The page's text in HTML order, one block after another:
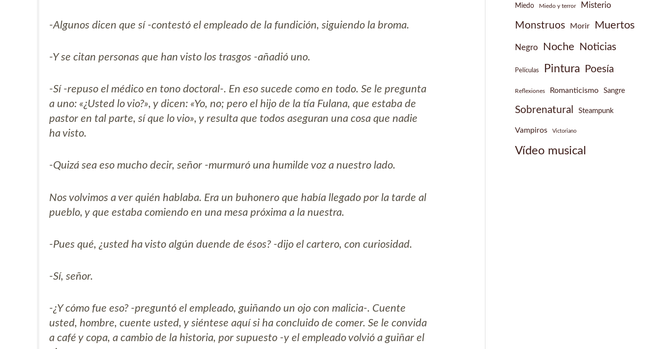
-Algunos dicen que sí -contestó el empleado de la fundición, siguiendo la broma.
-Y se citan personas que han visto los trasgos -añadió uno.
-Sí -repuso el médico en tono doctoral-. En eso sucede como en todo. Se le pregunta
a uno: «¿Usted lo vio?», y dicen: «Yo, no; pero el hijo de la tía Fulana, que estaba de
pastor en tal parte, sí que lo vio», y resulta que todos aseguran una cosa que nadie
ha visto.
-Quizá sea eso mucho decir, señor -murmuró una humilde voz a nuestro lado.
Nos volvimos a ver quién hablaba. Era un buhonero que había llegado por la tarde al
pueblo, y que estaba comiendo en una mesa próxima a la nuestra.
-Pues qué, ¿usted ha visto algún duende de ésos? -dijo el cartero, con curiosidad.
-Sí, señor.
-¿Y cómo fue eso? -preguntó el empleado, guiñando un ojo con malicia-. Cuente
usted, hombre, cuente usted, y siéntese aquí si ha concluido de comer. Se le convida
a café y copa, a cambio de la historia, por supuesto -y el empleado volvió a guiñar el
Miedo Miedo y terror Misterio
Monstruos Morir Muertos
Negro Noche Noticias
Películas Pintura Poesía
Reflexiones Romanticismo Sangre
Sobrenatural Steampunk
Vampiros Victoriano
Vídeo musical